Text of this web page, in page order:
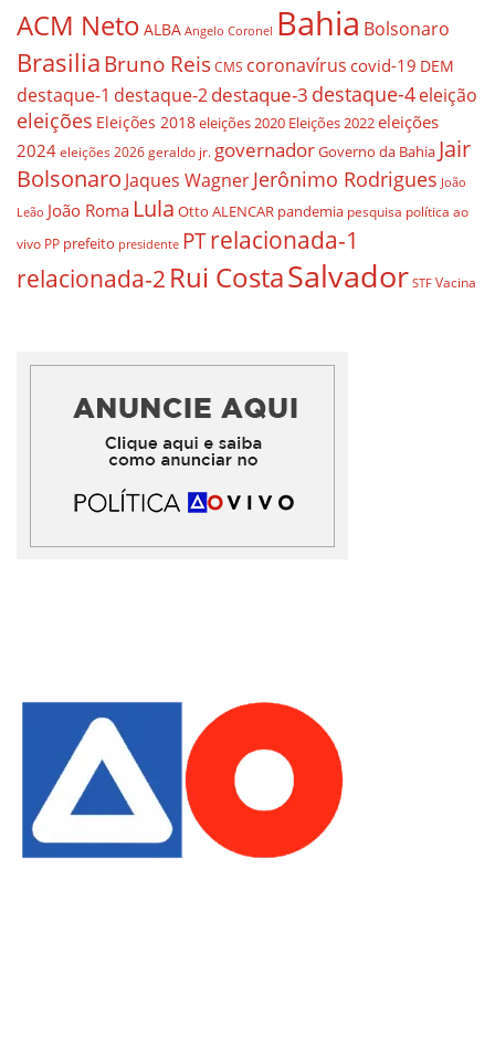
ACM Neto ALBA Angelo Coronel Bahia Bolsonaro
BrasiliaBruno ReisCMS coronavírus covid-19 DEM
destaque-1 destaque-2destaque-3 destaque-4eleição
eleições Eleições 2018eleições 2020 Eleições 2022eleições
2024 eleições 2026 geraldo jr. governadorGoverno da Bahia Jair
Bolsonaro Jaques WagnerJerônimo Rodrigues João
Leão João Roma Lula Otto ALENCAR pandemia pesquisa política ao
vivo PP prefeito presidente PTrelacionada-1
relacionada-2 Rui CostaSalvador STF Vacina